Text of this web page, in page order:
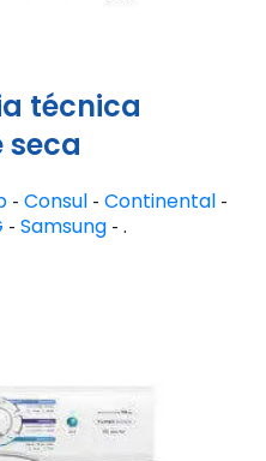
técnica
seca
- Consul - Continental -
- Samsung- .